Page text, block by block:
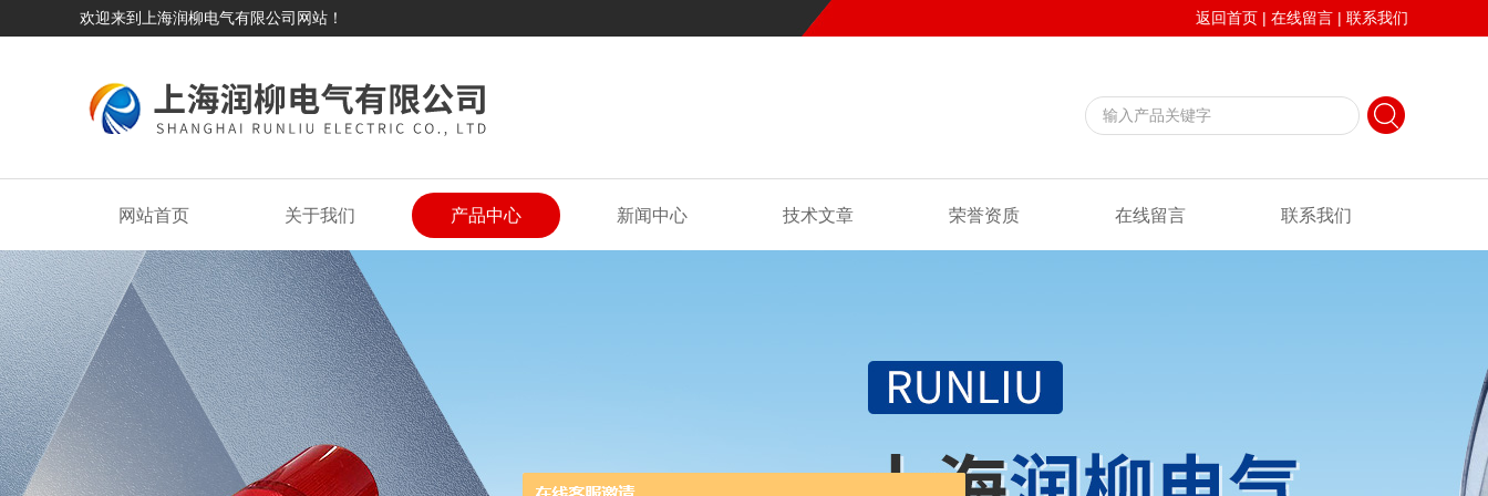
欢迎来到上海润柳电气有限公司网站！ 返回首页 | 在线留言 | 联系我们
网站首页 关于我们 产品中心 新闻中心 技术文章 荣誉资质 在线留言 联系我们